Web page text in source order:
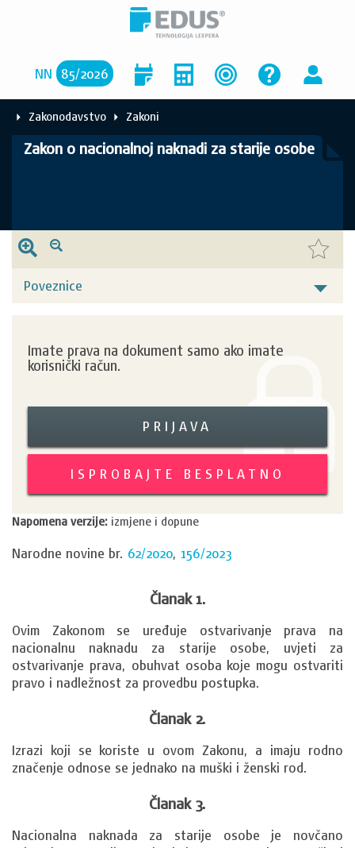
NN 85/2026
Zakonodavstvo Zakoni
Zakon o nacionalnoj naknadi za starije osobe
Poveznice
Imate prava na dokument samo ako imate
korisnički račun.
PRIJAVA
ISPROBAJTE BESPLATNO
Napomena verzije: izmjene i dopune
Narodne novine br. 62/2020, 156/2023
Članak 1.
Ovim Zakonom se uređuje ostvarivanje prava na
nacionalnu naknadu za starije osobe, uvjeti za
ostvarivanje prava, obuhvat osoba koje mogu ostvariti
pravo i nadležnost za provedbu postupka.
Članak 2.
Izrazi koji se koriste u ovom Zakonu, a imaju rodno
značenje odnose se jednako na muški i ženski rod.
Članak 3.
Nacionalna naknada za starije osobe je novčano